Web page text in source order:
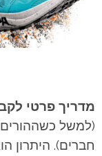
מדריך פרטי
(למשל
חברים). היתרון